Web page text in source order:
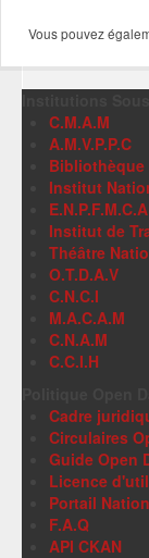
Vous pouvez
C.M.A.M
A.M.V.P.P.C
Bibliothèque
Institut
E.N.P.F.M.C.A
Institut de
Théâtre
O.T.D.A.V
C.N.C.I
M.A.C.A.M
C.N.A.M
C.C.I.H
Cadre
Circulaires
Guide Open
Licence
Portail
F.A.Q
API CKAN